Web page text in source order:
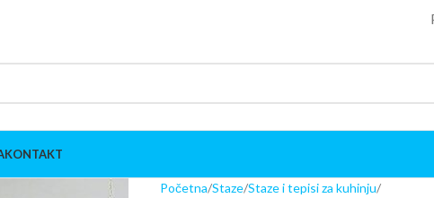
KONTAKT
Početna Staze Staze i tepisi za kuhinju